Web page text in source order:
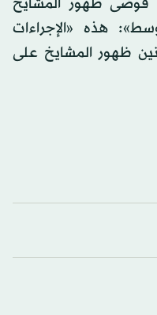
فوضى ظهور المشايخ
هذه «الإجراءات
ظهور المشايخ على